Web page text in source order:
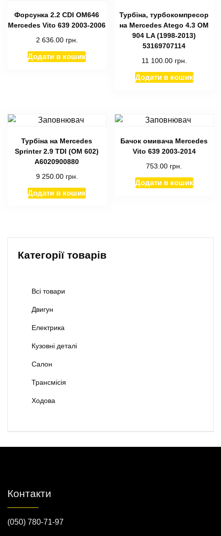
Форсунка 2.2 CDI OM646
Mercedes Vito 639 2003-2006
2 636.00 грн.
Додати в кошик
Турбіна, турбокомпресор
на Mercedes Atego 4.3 OМ
904 LA (1998-2013)
53169707114
11 100.00 грн.
Додати в кошик
Турбіна на Mercedes
Sprinter 2.9 TDI (OM 602)
A6020900880
9 250.00 грн.
Додати в кошик
Бачок омивача Mercedes
Vito 639 2003-2014
753.00 грн.
Додати в кошик
Категорії товарів
Всі товари
Двигун
Електрика
Кузовні деталі
Салон
Трансмісія
Ходова
Контакти
(050) 780-71-97